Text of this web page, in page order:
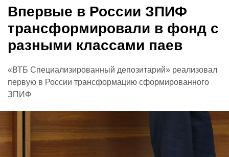
Впервые в России ЗПИФ
трансформировали в фонд с
разными классами паев
«ВТБ Специализированный депозитарий» реализовал
первую в России трансформацию сформированного
ЗПИФ